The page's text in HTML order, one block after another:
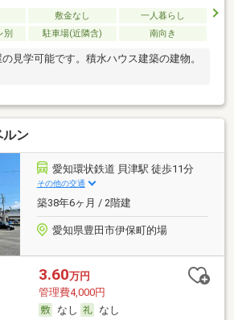
敷金なし
一人暮らし
別
駐車場(近隣含) 南向き
見学可能です。積水ハウス建築の建物。
ルン
愛知環状鉄道 貝津駅 徒歩11分
その他の交通
築38年6ヶ月 / 2階建
愛知県豊田市伊保町的場
3.60万円
管理費4,000円
なし
なし